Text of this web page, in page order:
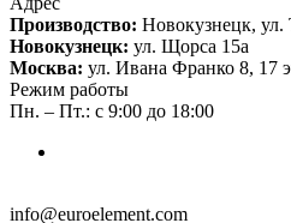
Производство: Новокузнецк, ул.
Новокузнецк: ул. Щорса 15а
Москва: ул. Ивана Франко 8, 17
Режим работы
Пн. – Пт.: с 9:00 до 18:00
info@euroelement.com